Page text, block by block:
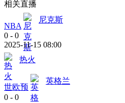
相关直播
NBA
尼克斯
0 - 0
2025-11-15 08:00
热火
世欧预
英格兰
0 - 0